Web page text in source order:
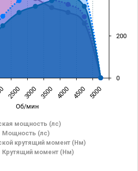
Об/мин
мощность (лс)
Мощность (лс)
крутящий момент (Нм)
Крутящий момент (Нм)
2500 3000 3500 4000 4500 5000
0
200